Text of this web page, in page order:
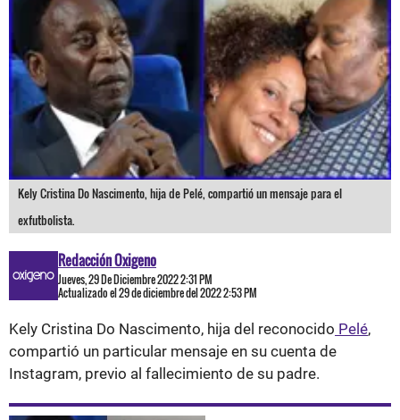
Kely Cristina Do Nascimento, hija de Pelé, compartió un mensaje para el
exfutbolista.
Redacción Oxigeno
Jueves, 29 De Diciembre 2022 2:31 PM
Actualizado el 29 de diciembre del 2022 2:53 PM
Kely Cristina Do Nascimento, hija del reconocido Pelé,
compartió un particular mensaje en su cuenta de
Instagram, previo al fallecimiento de su padre.